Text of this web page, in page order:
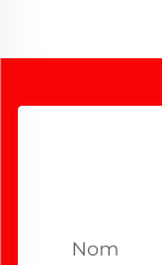
Nom